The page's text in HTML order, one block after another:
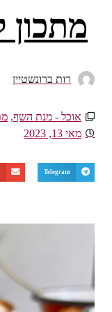
מתכון
רות ברונשטיין
אוכל - מנת השף,
מאי 13, 2023
Telegram